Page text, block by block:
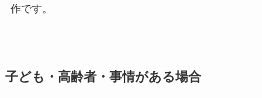
作です。
子ども・高齢者・事情がある場合